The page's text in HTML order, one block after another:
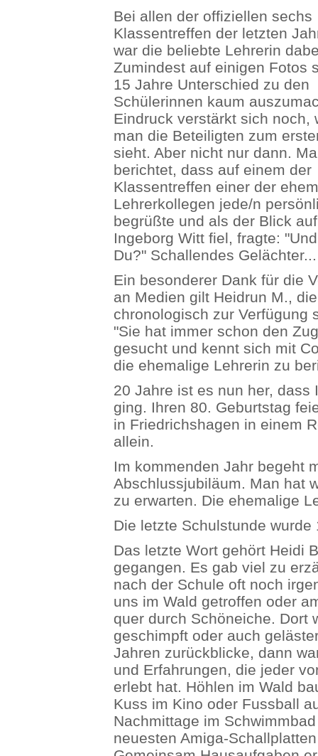
Bei allen der offiziellen sechs
Klassentreffen der letzten
war die beliebte Lehrerin
Zumindest auf einigen Fotos
15 Jahre Unterschied zu den
Schülerinnen kaum
Eindruck verstärkt sich noch,
man die Beteiligten zum
sieht. Aber nicht nur dann.
berichtet, dass auf einem der
Klassentreffen einer der
Lehrerkollegen jede/n
begrüßte und als der Blick auf
Ingeborg Witt fiel, fragte:
Du?" Schallendes Gelächter...
Ein besonderer Dank für die
an Medien gilt Heidrun M.,
chronologisch zur Verfügung
"Sie hat immer schon den
gesucht und kennt sich mit
die ehemalige Lehrerin zu
20 Jahre ist es nun her, dass
ging. Ihren 80. Geburtstag
in Friedrichshagen in einem
allein.
Im kommenden Jahr begeht
Abschlussjubiläum. Man hat
zu erwarten. Die ehemalige
Die letzte Schulstunde
Das letzte Wort gehört Heidi
gegangen. Es gab viel zu
nach der Schule oft noch
uns im Wald getroffen oder
quer durch Schöneiche. Dort
geschimpft oder auch
Jahren zurückblicke, dann
und Erfahrungen, die jeder
erlebt hat. Höhlen im Wald
Kuss im Kino oder Fussball
Nachmittage im
neuesten Amiga-